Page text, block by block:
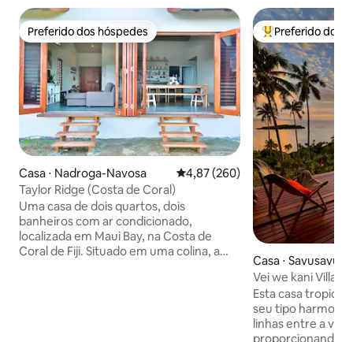
Preferido dos hóspedes
Preferido dos hóspedes
Casa ⋅ Nadroga-Navosa 4,87 de uma avaliação média de
4,87 (260)
Taylor Ridge (Costa de Coral)
Uma casa de dois quartos, dois
banheiros com ar condicionado,
localizada em Maui Bay, na Costa de
Coral de Fiji. Situado em uma colina, a
Entre os
Preferido dos
Casa ⋅ Savusavu
Vei we kani Villa
Esta casa
seu tipo
linhas entre a
proporcionando